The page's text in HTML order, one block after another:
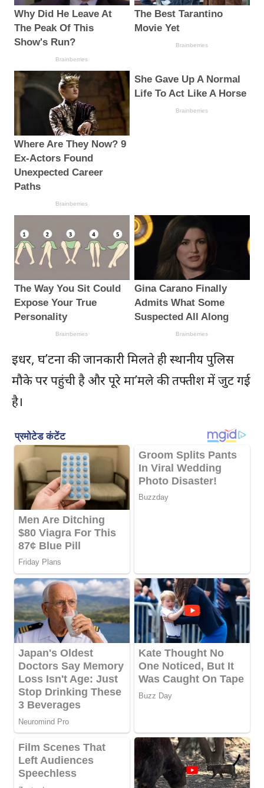
इधर, घ’टना की जानकारी मिलते ही स्थानीय पुलिस
मौके पर पहुंची है और पूरे मा’मले की तफ्तीश में जुट गई
है।